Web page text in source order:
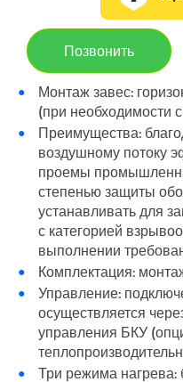
Позвонить
Монтаж завес:
(при необходимости
Преимущества:
воздушному потоку
проемы
степенью защиты
устанавливать для
с категорией
выполнении
Комплектация:
Управление:
осуществляется
управления БКУ
Три режима нагрева: